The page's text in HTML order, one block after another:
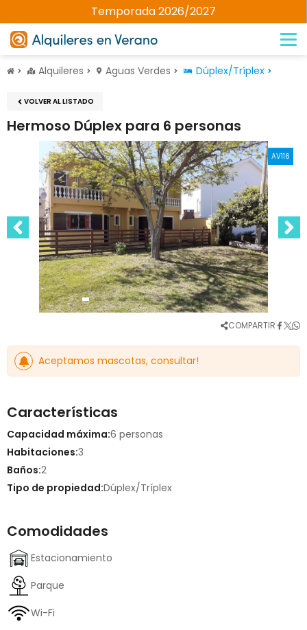
Temporada 2026/2027
Alquileres Aguas Verdes Dúplex/Tríplex
VOLVER AL LISTADO
Hermoso Dúplex para 6 personas
AV116
COMPARTIR
Aceptamos mascotas, consultar!
Características
Capacidad máxima:6 personas
Habitaciones:3
Baños:2
Tipo de propiedad:Dúplex/Tríplex
Comodidades
Estacionamiento
Parque
Wi-Fi